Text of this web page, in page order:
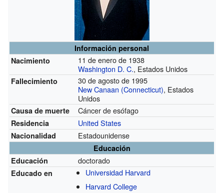
Información personal
Nacimiento
11 de enero de 1938
Washington D. C., Estados Unidos
Fallecimiento
30 de agosto de 1995
New Canaan (Connecticut), Estados
Unidos
Causa de muerte Cáncer de esófago
Residencia United States
Nacionalidad Estadounidense
Educación
Educación
doctorado
Educado en
Universidad Harvard
Harvard College